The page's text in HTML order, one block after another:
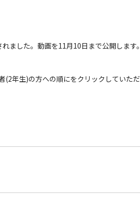
ました。動画を11月10日まで公開しま
生)の方への順にをクリックしていただ